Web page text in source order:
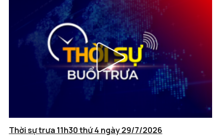
Thời sự trưa 11h30 thứ 4 ngày 29/7/2026